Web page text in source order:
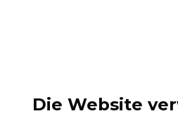
Praxis­ausstattung
Die Website